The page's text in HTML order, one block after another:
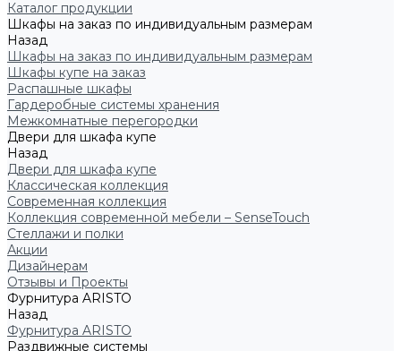
Каталог продукции
Шкафы на заказ по индивидуальным размерам
Назад
Шкафы на заказ по индивидуальным размерам
Шкафы купе на заказ
Распашные шкафы
Гардеробные системы хранения
Межкомнатные перегородки
Двери для шкафа купе
Назад
Двери для шкафа купе
Классическая коллекция
Современная коллекция
Коллекция современной мебели – SenseTouch
Стеллажи и полки
Акции
Дизайнерам
Отзывы и Проекты
Фурнитура ARISTO
Назад
Фурнитура ARISTO
Раздвижные системы